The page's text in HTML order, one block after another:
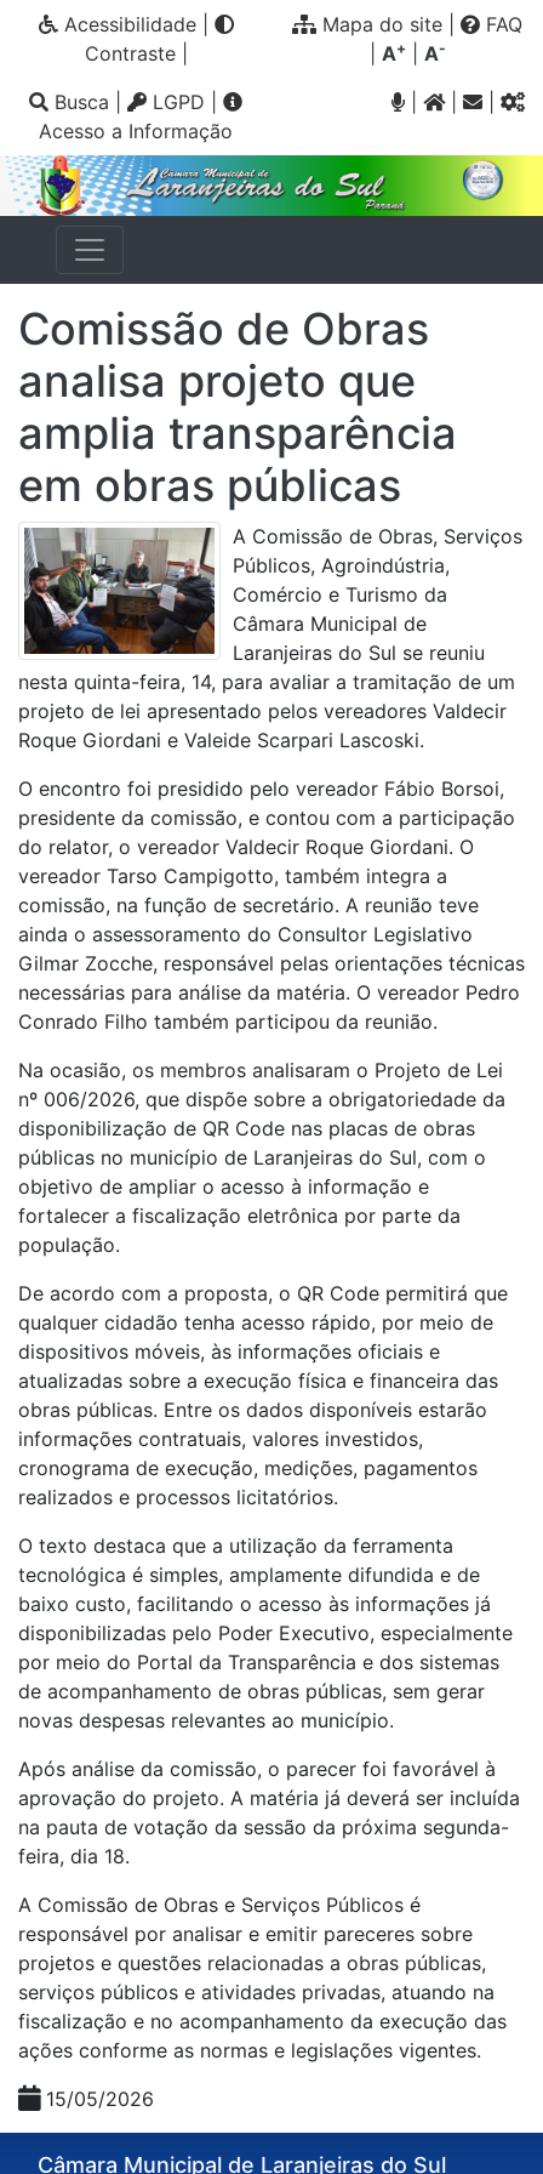
Acessibilidade|
Contraste|
Mapa do site
FAQ
A+ A-
Busca LGPD
Acesso a Informação
|
Comissão de Obras
analisa projeto que
amplia transparência
em obras públicas
A Comissão de Obras, Serviços
Públicos, Agroindústria,
Comércio e Turismo da
Câmara Municipal de
Laranjeiras do Sul se reuniu
nesta quinta-feira, 14, para avaliar a tramitação de um
projeto de lei apresentado pelos vereadores Valdecir
Roque Giordani e Valeide Scarpari Lascoski.
O encontro foi presidido pelo vereador Fábio Borsoi,
presidente da comissão, e contou com a participação
do relator, o vereador Valdecir Roque Giordani. O
vereador Tarso Campigotto, também integra a
comissão, na função de secretário. A reunião teve
ainda o assessoramento do Consultor Legislativo
Gilmar Zocche, responsável pelas orientações técnicas
necessárias para análise da matéria. O vereador Pedro
Conrado Filho também participou da reunião.
Na ocasião, os membros analisaram o Projeto de Lei
nº 006/2026, que dispõe sobre a obrigatoriedade da
disponibilização de QR Code nas placas de obras
públicas no município de Laranjeiras do Sul, com o
objetivo de ampliar o acesso à informação e
fortalecer a fiscalização eletrônica por parte da
população.
De acordo com a proposta, o QR Code permitirá que
qualquer cidadão tenha acesso rápido, por meio de
dispositivos móveis, às informações oficiais e
atualizadas sobre a execução física e financeira das
obras públicas. Entre os dados disponíveis estarão
informações contratuais, valores investidos,
cronograma de execução, medições, pagamentos
realizados e processos licitatórios.
O texto destaca que a utilização da ferramenta
tecnológica é simples, amplamente difundida e de
baixo custo, facilitando o acesso às informações já
disponibilizadas pelo Poder Executivo, especialmente
por meio do Portal da Transparência e dos sistemas
de acompanhamento de obras públicas, sem gerar
novas despesas relevantes ao município.
Após análise da comissão, o parecer foi favorável à
aprovação do projeto. A matéria já deverá ser incluída
na pauta de votação da sessão da próxima segunda-
feira, dia 18.
A Comissão de Obras e Serviços Públicos é
responsável por analisar e emitir pareceres sobre
projetos e questões relacionadas a obras públicas,
serviços públicos e atividades privadas, atuando na
fiscalização e no acompanhamento da execução das
ações conforme as normas e legislações vigentes.
15/05/2026
Câmara Municipal de Laranjeiras do Sul